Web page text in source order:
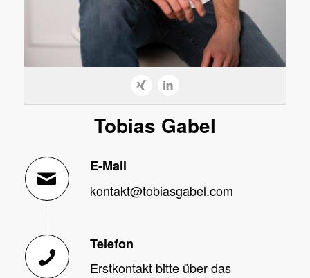
Tobias Gabel
E-Mail
kontakt@tobiasgabel.com
Telefon
Erstkontakt bitte über das